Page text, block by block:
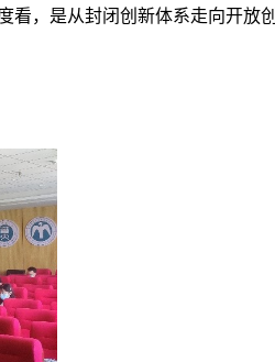
看，是从封闭创新体系走向开放创